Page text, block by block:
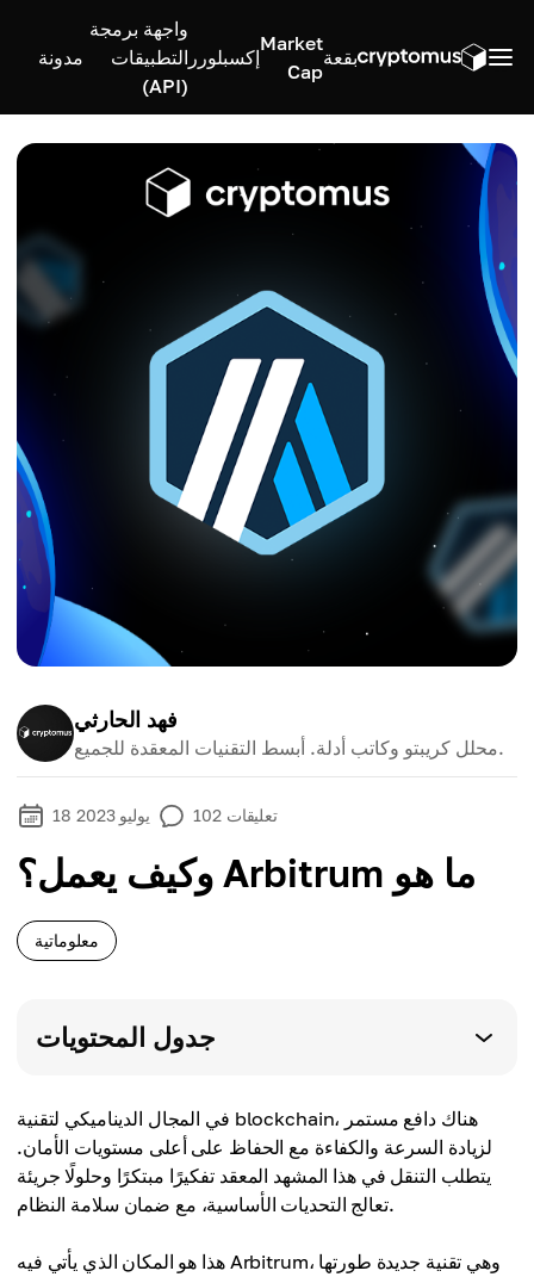
بقعة
Market
Cap
إكسبلورر
واجهة برمجة
التطبيقات
(API)
مدونة
فهد الحارثي
محلل كريبتو وكاتب أدلة. أبسط التقنيات المعقدة للجميع.
18 يوليو 2023 102 تعليقات
وكيف يعمل؟ Arbitrum ما هو
معلوماتية
جدول المحتويات
في المجال الديناميكي لتقنية blockchain، هناك دافع مستمر
لزيادة السرعة والكفاءة مع الحفاظ على أعلى مستويات الأمان.
يتطلب التنقل في هذا المشهد المعقد تفكيرًا مبتكرًا وحلولًا جريئة
تعالج التحديات الأساسية، مع ضمان سلامة النظام.
هذا هو المكان الذي يأتي فيه Arbitrum، وهي تقنية جديدة طورتها